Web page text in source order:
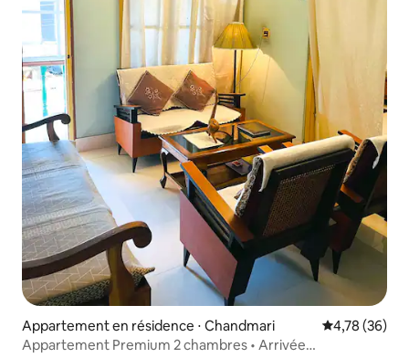
Appartement en résidence ⋅ Chandmari Évaluation
4,78 (36)
Appartement Premium 2 chambres • Arrivée